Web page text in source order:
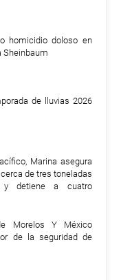
homicidio doloso en
Sheinbaum
de lluvias 2026
Marina asegura
de tres toneladas
y detiene a cuatro
Morelos Y México
de la seguridad de